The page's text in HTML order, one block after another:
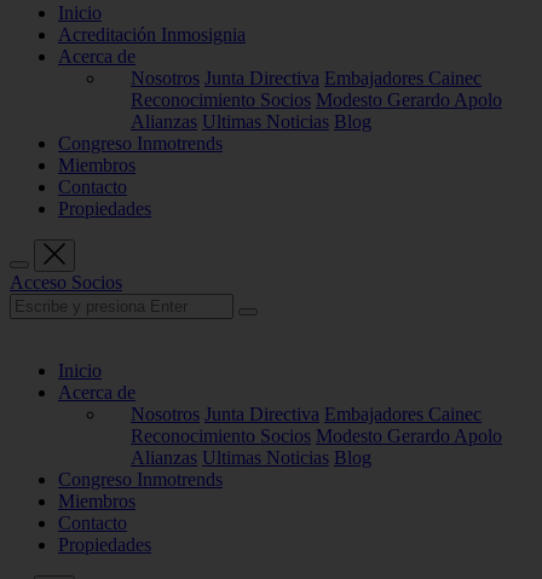
Inicio
Acreditación Inmosignia
Acerca de
Nosotros Junta Directiva Embajadores Cainec
Reconocimiento Socios Modesto Gerardo Apolo
Alianzas Ultimas Noticias Blog
Congreso Inmotrends
Miembros
Contacto
Propiedades
Acceso Socios
Inicio
Acerca de
Nosotros Junta Directiva Embajadores Cainec
Reconocimiento Socios Modesto Gerardo Apolo
Alianzas Ultimas Noticias Blog
Congreso Inmotrends
Miembros
Contacto
Propiedades